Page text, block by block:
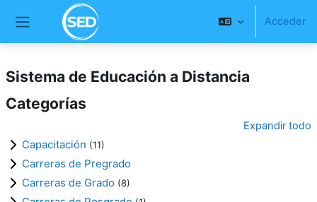
Salta al contenido principal
Panel lateral
Acceder
Sistema de Educación a Distancia
Categorías
Expandir todo
Capacitación (11)
Carreras de Pregrado
Carreras de Grado (8)